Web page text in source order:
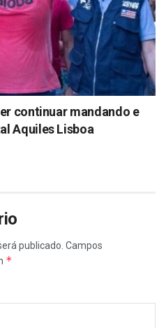
continuar mandando e
Aquiles Lisboa
publicado. Campos
*